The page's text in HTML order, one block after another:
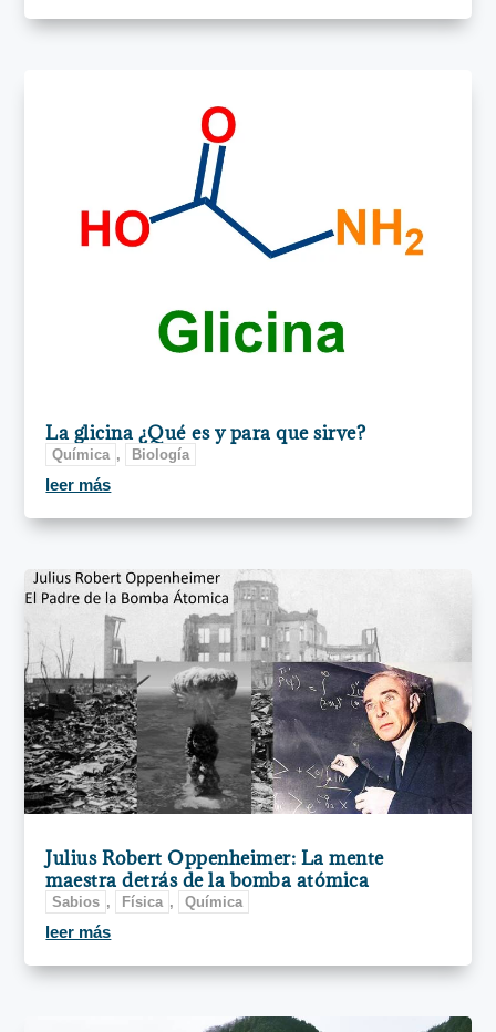
La glicina ¿Qué es y para que sirve?
Química , Biología
leer más
Julius Robert Oppenheimer: La mente
maestra detrás de la bomba atómica
Sabios , Física , Química
leer más